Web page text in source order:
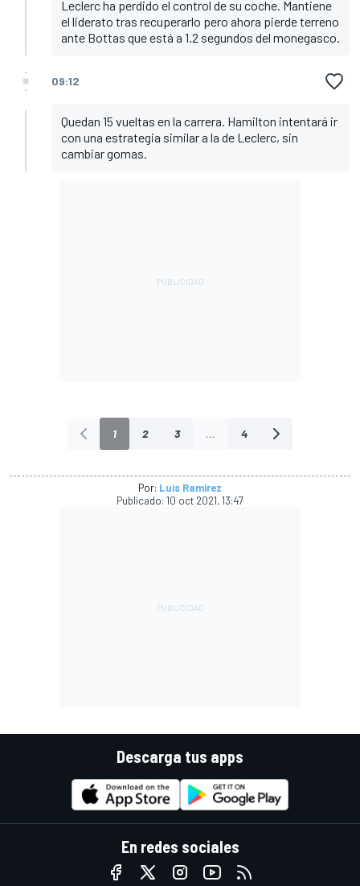
Leclerc ha perdido el control de su coche. Mantiene
el liderato tras recuperarlo pero ahora pierde terreno
ante Bottas que está a 1.2 segundos del monegasco.
09:12
Quedan 15 vueltas en la carrera. Hamilton intentará ir
con una estrategia similar a la de Leclerc, sin
cambiar gomas.
1 2 3 ... 4
Por: Luis Ramírez
Publicado: 10 oct 2021, 13:47
Descarga tus apps
En redes sociales